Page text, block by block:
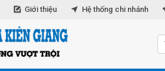
Giới thiệu Hệ thống chi nhánh